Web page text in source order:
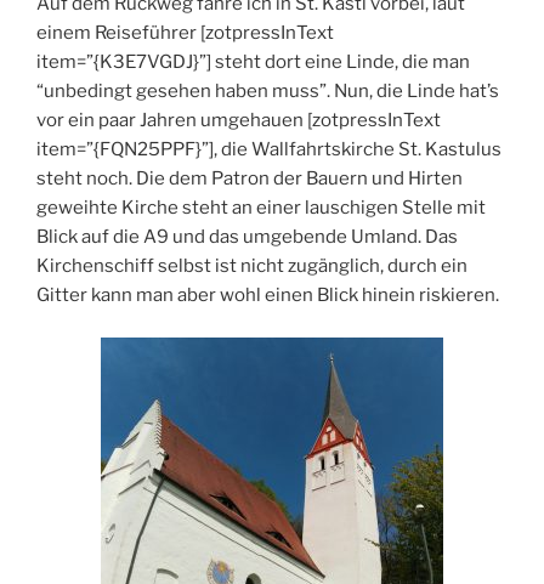
einem Reiseführer [zotpressInText
item=”{K3E7VGDJ}”] steht dort eine Linde, die man
“unbedingt gesehen haben muss”. Nun, die Linde hat’s
vor ein paar Jahren umgehauen [zotpressInText
item=”{FQN25PPF}”], die Wallfahrtskirche St. Kastulus
steht noch. Die dem Patron der Bauern und Hirten
geweihte Kirche steht an einer lauschigen Stelle mit
Blick auf die A9 und das umgebende Umland. Das
Kirchenschiff selbst ist nicht zugänglich, durch ein
Gitter kann man aber wohl einen Blick hinein riskieren.